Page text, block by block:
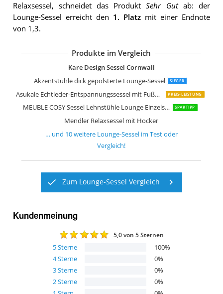
Relaxsessel, schneidet das ProduktSehr Gutab: der
Lounge-Sessel erreicht den 1. Platzmit einer Endnote
von 1,3.
Produkte im Vergleich
Kare Design Sessel Cornwall
Akzentstühle dick gepolsterte Lounge-Sessel
SIEGER
Asukale Echtleder-Entspannungssessel mit Fußhocker PREIS-LEISTUNG
MEUBLE COSY Sessel Lehnstühle Lounge Einzelsofa SPARTIPP
Mendler Relaxsessel mit Hocker
le canapé Loungesessel drehbar
SPACEREBELS Sessel Wohnzimmer
Cavadore XXL-Sessel Assado Großer
Kare Design Relaxsessel Lazy Samt
Moderner Akzentstuhl und Ottomane
Kare Design Sessel Tudor Velvet
Bequemer Stoff-Lounge-Sessel
Generisch PU Leder Akzentstuhl
Atlantic Home Collection BEN Sessel
… und 10weitere Lounge-Sesselim Test oder
Vergleich!
Zum Lounge-Sessel Vergleich
Kundenmeinung
5,0von 5 Sternen
5Sterne 100%
4Sterne 0%
3Sterne 0%
2Sterne 0%